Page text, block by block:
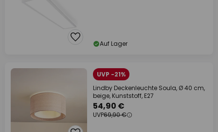
Auf Lager
UVP -21%
Lindby Deckenleuchte Soula, Ø 40 cm,
beige, Kunststoff, E27
54,90 €
UVP69,90 €